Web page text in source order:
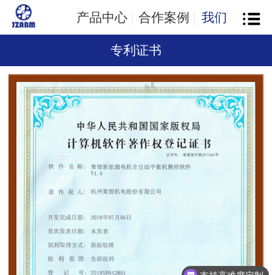
产品中心 合作案例 我们
专利证书
支持高难度定制